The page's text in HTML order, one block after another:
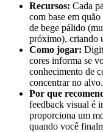
Recursos: Cada
com base em
de bege pálido
próximo), criando
Como jogar:
cores informa se
conhecimento de
concentrar no alvo.
Por que
feedback visual é
proporciona um
quando você